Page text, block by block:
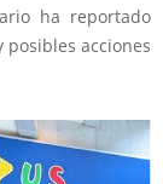
ha reportado
acciones